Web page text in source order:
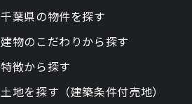
千葉県の物件を探す
建物のこだわりから探す
特徴から探す
土地を探す（建築条件付売地）